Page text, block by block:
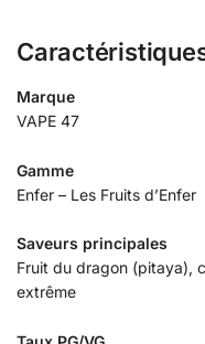
Marque
VAPE 47
Gamme
Enfer – Les Fruits d’Enfer
Saveurs principales
Fruit du dragon (pitaya),
extrême